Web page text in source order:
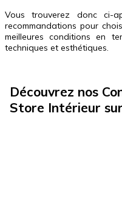
Vous trouverez donc ci-
recommandations pour
meilleures conditions en
techniques et esthétiques.
Découvrez nos
Store Intérieur